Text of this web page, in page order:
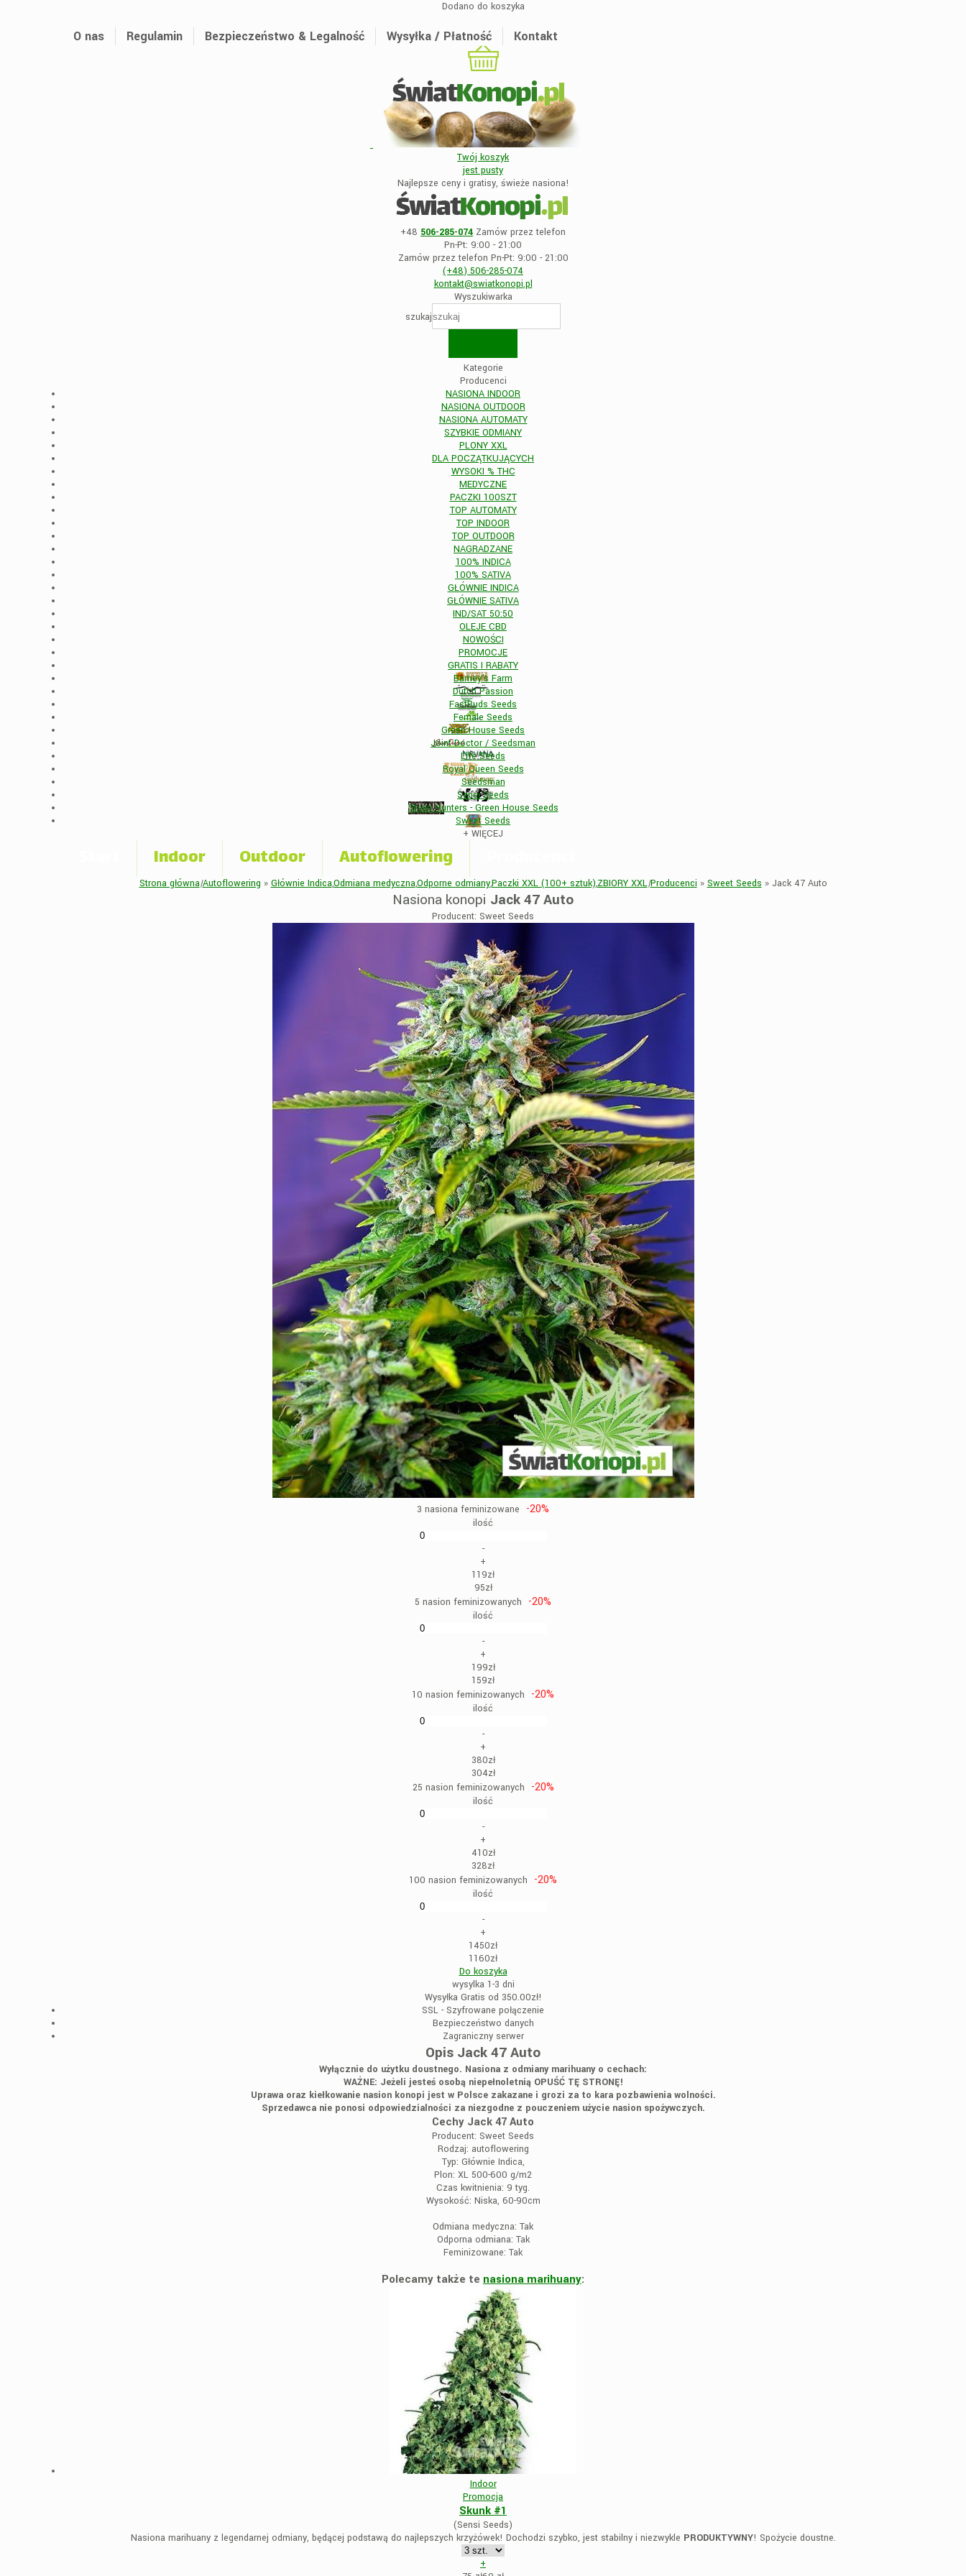
Dodano do koszyka
O nas Regulamin Bezpieczeństwo & Legalność Wysyłka / Płatność Kontakt
Twój koszyk
jest pusty
Najlepsze ceny i gratisy, świeże nasiona!
+48 506-285-074 Zamów przez telefon
Pn-Pt: 9:00 - 21:00
Zamów przez telefon Pn-Pt: 9:00 - 21:00
(+48) 506-285-074
kontakt@swiatkonopi.pl
Wyszukiwarka
szukaj
Kategorie
Producenci
NASIONA INDOOR
NASIONA OUTDOOR
NASIONA AUTOMATY
SZYBKIE ODMIANY
PLONY XXL
DLA POCZĄTKUJĄCYCH
WYSOKI % THC
MEDYCZNE
PACZKI 100SZT
TOP AUTOMATY
TOP INDOOR
TOP OUTDOOR
NAGRADZANE
100% INDICA
100% SATIVA
GŁÓWNIE INDICA
GŁÓWNIE SATIVA
IND/SAT 50:50
OLEJE CBD
NOWOŚCI
PROMOCJE
GRATIS I RABATY
Barney's Farm
Dutch Passion
FastBuds Seeds
Female Seeds
Green House Seeds
Joint Doctor / Seedsman
Life Seeds
Royal Queen Seeds
Seedsman
Sensi Seeds
Strain Hunters - Green House Seeds
Sweet Seeds
+ WIĘCEJ
Autoflowering
Outdoor
Indoor
Strona główna|Autoflowering » Głównie Indica,Odmiana medyczna,Odporne odmiany,Paczki XXL (100+ sztuk),ZBIORY XXL|Producenci » Sweet Seeds » Jack 47 Auto
Nasiona konopi Jack 47 Auto
Producent: Sweet Seeds
3 nasiona feminizowane -20%
ilość
-
+
119zł
95zł
5 nasion feminizowanych
-20%
ilość
-
+
199zł
159zł
10 nasion feminizowanych
-20%
ilość
-
+
380zł
304zł
25 nasion feminizowanych
-20%
ilość
-
+
410zł
328zł
100 nasion feminizowanych
-20%
ilość
-
+
1450zł
1160zł
Do koszyka
wysylka 1-3 dni
Wysyłka Gratis od 350.00zł!
SSL - Szyfrowane połączenie
Bezpieczeństwo danych
Zagraniczny serwer
Opis Jack 47 Auto
Wyłącznie do użytku doustnego. Nasiona z odmiany marihuany o cechach:
WAŻNE: Jeżeli jesteś osobą niepełnoletnią OPUŚĆ TĘ STRONĘ!
Uprawa oraz kiełkowanie nasion konopi jest w Polsce zakazane i grozi za to kara pozbawienia wolności.
Sprzedawca nie ponosi odpowiedzialności za niezgodne z pouczeniem użycie nasion spożywczych.
Cechy Jack 47 Auto
Producent: Sweet Seeds
Rodzaj: autoflowering
Typ: Głównie Indica,
Plon: XL 500-600 g/m2
Czas kwitnienia: 9 tyg.
Wysokość: Niska, 60-90cm
Odmiana medyczna: Tak
Odporna odmiana: Tak
Feminizowane: Tak
Polecamy także te nasiona marihuany:
Indoor
Promocja
Skunk #1
(Sensi Seeds)
Nasiona marihuany z legendarnej odmiany, będącej podstawą do najlepszych krzyżówek! Dochodzi szybko, jest stabilny i niezwykle PRODUKTYWNY! Spożycie doustne.
+